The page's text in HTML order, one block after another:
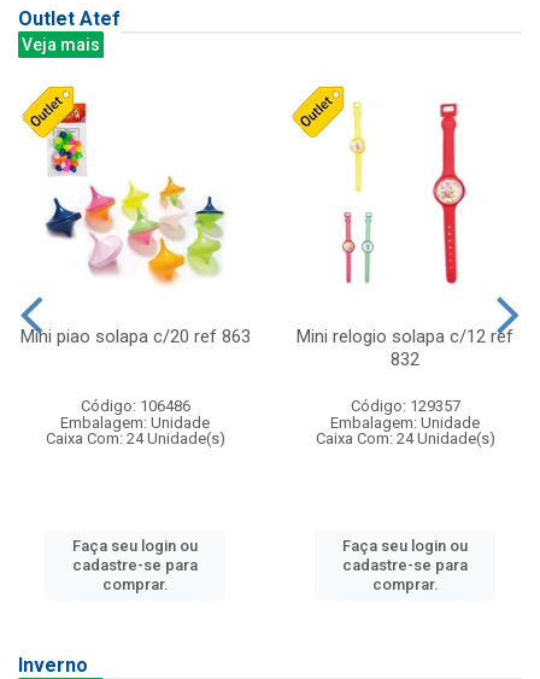
Outlet Atef
Veja mais
Mini piao solapa c/20 ref 863
Código: 106486
Embalagem: Unidade
Caixa Com: 24 Unidade(s)
Faça seu login ou
cadastre-se para
comprar.
Mini relogio solapa c/12 ref
832
Código: 129357
Embalagem: Unidade
Caixa Com: 24 Unidade(s)
Faça seu login ou
cadastre-se para
comprar.
Inverno